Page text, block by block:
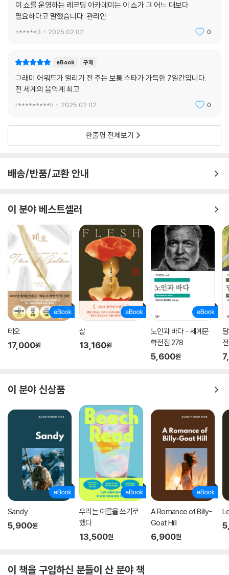
이 쇼를 운영하는 레코딩 아카데미는 이 쇼가 그 어느 때보다
필요하다고 말했습니다. 관리인
n*****3 2025.02.02. 0
eBook 구매
그래미 어워드가 열리기 전 주는 보통 스타가 가득한 7일간입니다.
전 세계의 음악계 최고
r*********h 2025.02.02. 0
한줄평 전체보기
배송/반품/교환 안내
이 분야 베스트셀러
테오
17,000원
살
13,160원
노인과 바다 - 세계문
학전집 278
5,600원
이 분야 신상품
Sandy
5,900원
우리는 여름을 쓰기로
했다
13,500원
A Romance of Billy-
Goat Hill
6,900원
이 책을 구입하신 분들이 산 분야 책